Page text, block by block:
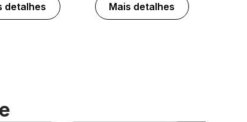
detalhes Mais detalhes